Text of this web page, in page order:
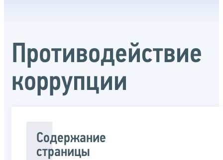
Противодействие
коррупции
Содержание
страницы